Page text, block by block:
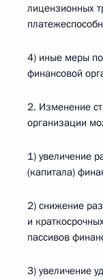
лицензионных
4) иные меры
финансовой
2. Изменение
организации
1) увеличение
(капитала)
2) снижение
и
пассивов
3) увеличение